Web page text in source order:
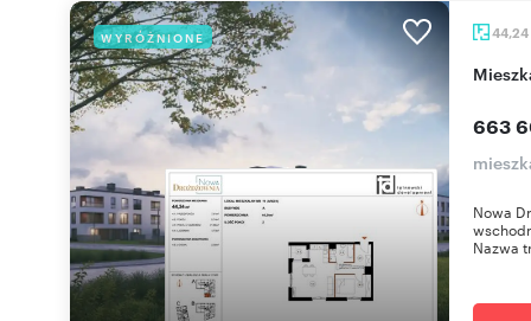
WYRÓŻNIONE 44,24
663
Nowa
Nazwa